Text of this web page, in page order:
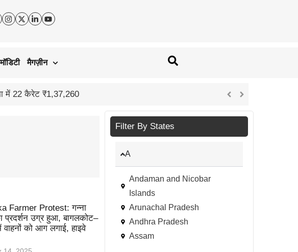
मैगज़ीन
नवाचार चुना: बस्तर की ग्रेसी दुग्गा ने आधुनिक सूकरपालन से रची आत्मनिर्भरता की नई कहानी
Farmer Protest: गन्ना
प्रदर्शन उग्र हुआ, बागलकोट–
वाहनों को आग लगाई, हाइवे
Filter By States
A
Andaman and Nicobar
Islands
Arunachal Pradesh
Andhra Pradesh
Assam